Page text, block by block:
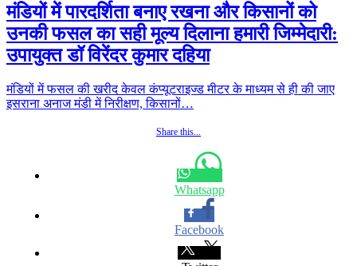
मंडियों में पारदर्शिता बनाए रखना और किसानों को
उनकी फसल का सही मूल्य दिलाना हमारी जिम्मेदारी:
उपायुक्त डॉ विरेंदर कुमार दहिया
मंडियों में फसल की खरीद केवल कंप्यूटराइज्ड मीटर के माध्यम से ही की जाए
इसराना अनाज मंडी में निरीक्षण, किसानों…
Share this...
Whatsapp
Facebook